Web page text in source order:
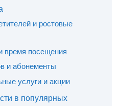
и ростовые
время посещения
и абонементы
услуги и акции
в популярных